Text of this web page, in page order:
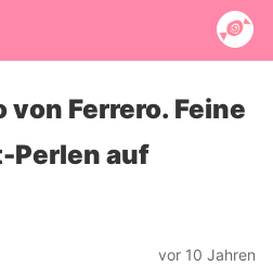
von Ferrero. Feine
Perlen auf
vor 10 Jahren